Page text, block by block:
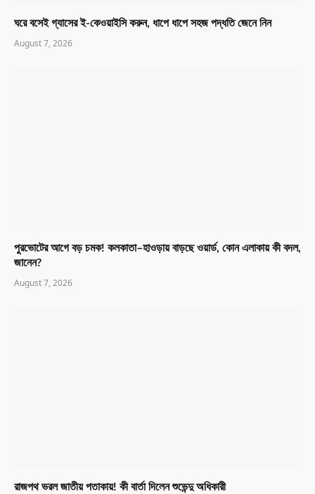
ঘরে বসেই গ্যাসের ই-কেওয়াইসি করুন, ধাপে ধাপে সহজ পদ্ধতি জেনে নিন
August 7, 2026
পুরভোটের আগে বড় চমক! কলকাতা–হাওড়ায় বাড়ছে ওয়ার্ড, কোন এলাকায় কী বদল,
জানেন?
August 7, 2026
রাজপথ ভরল জাতীয় পতাকায়! কী বার্তা দিলেন শুভেন্দু অধিকারী